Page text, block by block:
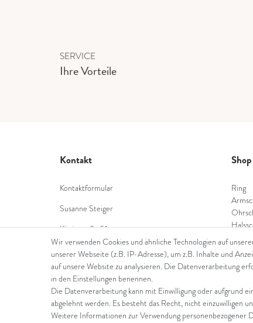
SERVICE
Ihre Vorteile
Kontakt
Kontaktformular
Susanne Steiger
Königstraße 51
53332 Bornheim
Tel.: 022229397468
E-Mail: info@steiger-gold.com
Shop
Ring
Wir verwenden Cookies und ähnliche Technologien auf
unserer Webseite (z.B. IP-Adresse), um z.B. Inhalte und
auf unsere Website zu analysieren. Die Datenverarbeitung
in den Einstellungen benennen.
Die Datenverarbeitung kann mit Einwilligung oder aufgrund
abgelehnt werden. Es besteht das Recht, nicht einzuwilligen
Weitere Informationen zur Verwendung personenbezogener